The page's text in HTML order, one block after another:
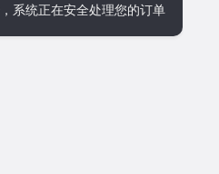
系统正在安全处理您的订单